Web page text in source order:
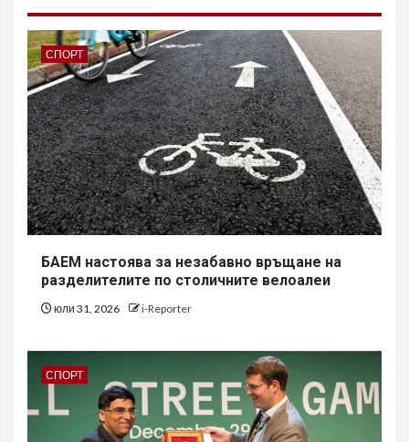
СПОРТ
БАЕМ настоява за незабавно връщане на
разделителите по столичните велоалеи
юли 31, 2026 i-Reporter
СПОРТ